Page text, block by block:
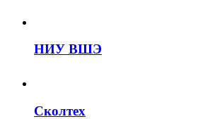
НИУ ВШЭ
Сколтех